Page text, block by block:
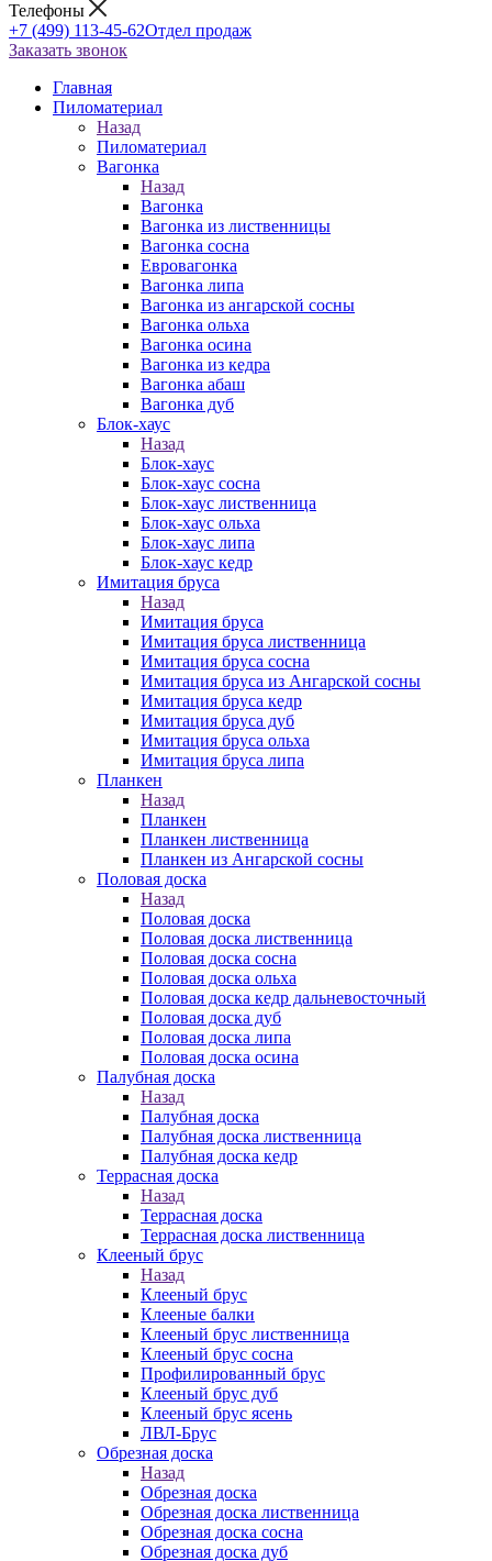
Телефоны
+7 (499) 113-45-62Отдел продаж
Заказать звонок
Главная
Пиломатериал
Назад
Пиломатериал
Вагонка
Назад
Вагонка
Вагонка из лиственницы
Вагонка сосна
Евровагонка
Вагонка липа
Вагонка из ангарской сосны
Вагонка ольха
Вагонка осина
Вагонка из кедра
Вагонка абаш
Вагонка дуб
Блок-хаус
Назад
Блок-хаус
Блок-хаус сосна
Блок-хаус лиственница
Блок-хаус ольха
Блок-хаус липа
Блок-хаус кедр
Имитация бруса
Назад
Имитация бруса
Имитация бруса лиственница
Имитация бруса сосна
Имитация бруса из Ангарской сосны
Имитация бруса кедр
Имитация бруса дуб
Имитация бруса ольха
Имитация бруса липа
Планкен
Назад
Планкен
Планкен лиственница
Планкен из Ангарской сосны
Половая доска
Назад
Половая доска
Половая доска лиственница
Половая доска сосна
Половая доска ольха
Половая доска кедр дальневосточный
Половая доска дуб
Половая доска липа
Половая доска осина
Палубная доска
Назад
Палубная доска
Палубная доска лиственница
Палубная доска кедр
Террасная доска
Назад
Террасная доска
Террасная доска лиственница
Клееный брус
Назад
Клееный брус
Клееные балки
Клееный брус лиственница
Клееный брус сосна
Профилированный брус
Клееный брус дуб
Клееный брус ясень
ЛВЛ-Брус
Обрезная доска
Назад
Обрезная доска
Обрезная доска лиственница
Обрезная доска сосна
Обрезная доска дуб